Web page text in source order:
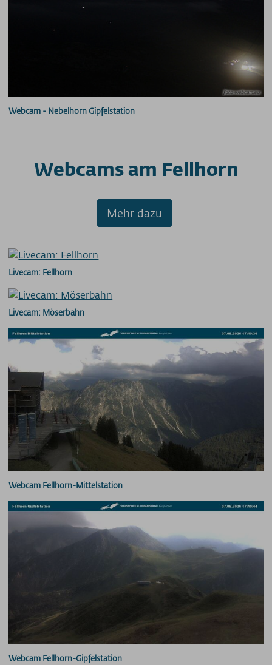
Webcam - Nebelhorn Gipfelstation
Webcams am Fellhorn
Mehr dazu
Livecam: Fellhorn
Livecam: Möserbahn
Webcam Fellhorn-Mittelstation
Webcam Fellhorn-Gipfelstation